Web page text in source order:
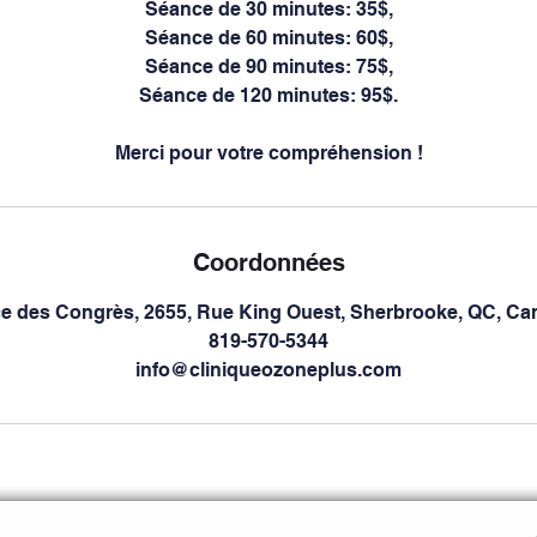
Séance de 30 minutes: 35$,
Séance de 60 minutes: 60$,
Séance de 90 minutes: 75$,
Séance de 120 minutes: 95$.
Merci pour votre compréhension !
Coordonnées
des Congrès, 2655, Rue King Ouest, Sherbrooke, QC,
819-570-5344
info@cliniqueozoneplus.com